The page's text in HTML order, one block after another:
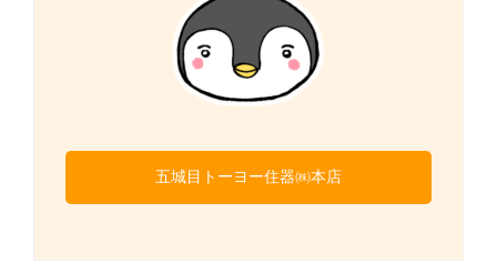
五城目トーヨー住器㈱本店